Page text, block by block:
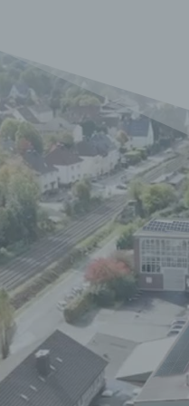
mehr einer
zugeordnet werden
zusätzlichen
werden und
Maßnahmen
die
identifizierten oder
Person zugewiesen
g) Verantwortlicher
Verantwortlicher
Verantwortlicher oder
Verantwortlicher ist die
Person, Behörde,
die allein oder
Zwecke und Mittel der
personenbezogenen
Zwecke und Mittel
Unionsrecht oder das